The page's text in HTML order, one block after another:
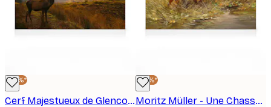
-25%*
Cerf Majestueux de Glencoe, Écosse Toile
-25%*
Moritz Müller - Une Chasse au Canard Toile